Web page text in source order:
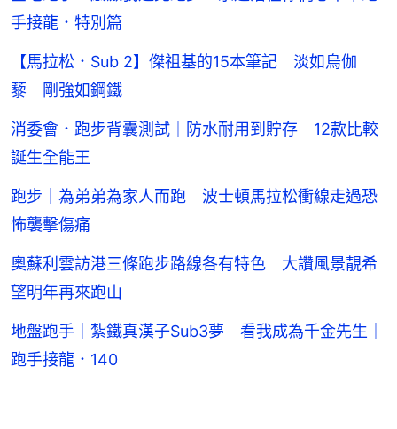
手接龍．特別篇
【馬拉松．Sub 2】傑祖基的15本筆記 淡如烏伽
藜 剛強如鋼鐵
消委會．跑步背囊測試｜防水耐用到貯存 12款比較
誕生全能王
跑步｜為弟弟為家人而跑 波士頓馬拉松衝線走過恐
怖襲擊傷痛
奧蘇利雲訪港三條跑步路線各有特色 大讚風景靚希
望明年再來跑山
地盤跑手｜紮鐵真漢子Sub3夢 看我成為千金先生｜
跑手接龍．140